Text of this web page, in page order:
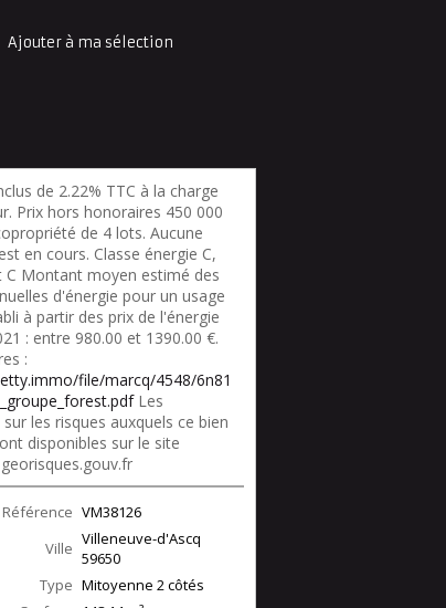
Ajouter à ma sélection
de 2.22% TTC à la charge
Prix hors honoraires 450 000
de 4 lots. Aucune
en cours. Classe énergie C,
C Montant moyen estimé des
d'énergie pour un usage
à partir des prix de l'énergie
: entre 980.00 et 1390.00 €.
:
file/marcq/4548/6n81
Les
les risques auxquels ce bien
disponibles sur le site
Référence VM38126
Ville Villeneuve-d'Ascq
59650
Type Mitoyenne 2 côtés